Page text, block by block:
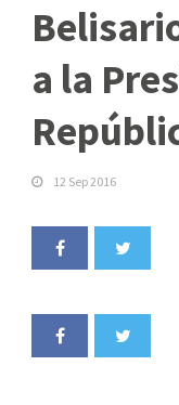
a la
12 Sep 2016